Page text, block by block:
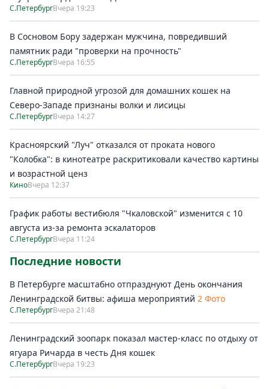
С.ПетербургВчера 19:23
В Сосновом Бору задержан мужчина, повредивший
памятник ради "проверки на прочность"
С.ПетербургВчера 16:55
Главной природной угрозой для домашних кошек на
Северо-Западе признаны волки и лисицы
С.ПетербургВчера 14:27
Красноярский "Луч" отказался от проката нового
"Колобка": в кинотеатре раскритиковали качество картины
и возрастной ценз
КиноВчера 12:37
График работы вестибюля "Чкаловской" изменится с 10
августа из-за ремонта эскалаторов
С.ПетербургВчера 11:24
Последние новости
В Петербурге масштабно отпразднуют День окончания
Ленинградской битвы: афиша мероприятий 2 Фото
С.ПетербургВчера 21:48
Ленинградский зоопарк показал мастер-класс по отдыху от
ягуара Ричарда в честь Дня кошек
С.ПетербургВчера 19:23